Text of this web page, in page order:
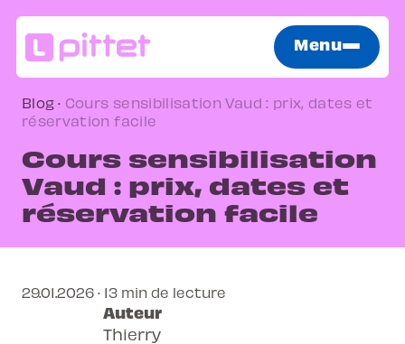
Menu
Blog · Cours sensibilisation Vaud : prix, dates et
réservation facile
Cours sensibilisation
Vaud : prix, dates et
réservation facile
29.01.2026 · 13 min de lecture
Auteur
Thierry